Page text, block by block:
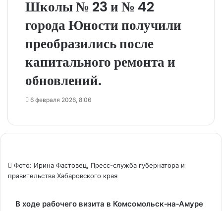
Школы № 23 и № 42
города Юности получили
преобразились после
капитального ремонта и
обновлений.
6 февраля 2026, 8:06
Фото: Ирина Фастовец, Пресс-служба губернатора и
правительства Хабаровского края
В ходе рабочего визита в Комсомольск‑на‑Амуре